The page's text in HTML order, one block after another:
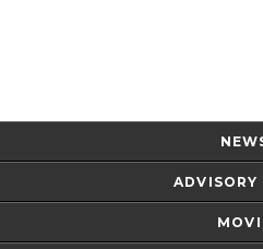
ADVISORY